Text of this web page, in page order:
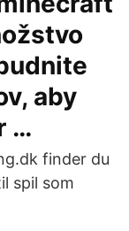
aby
…
finder du
spil som